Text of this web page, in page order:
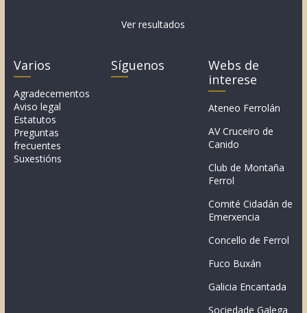
Ver resultados
Varios
Agradecementos
Aviso legal
Estatutos
Preguntas
frecuentes
Suxestións
Síguenos
Webs de
interese
Ateneo Ferrolán
AV Cruceiro de
Canido
Club de Montaña
Ferrol
Comité Cidadán de
Emerxencia
Concello de Ferrol
Fuco Buxán
Galicia Encantada
Sociedade Galega